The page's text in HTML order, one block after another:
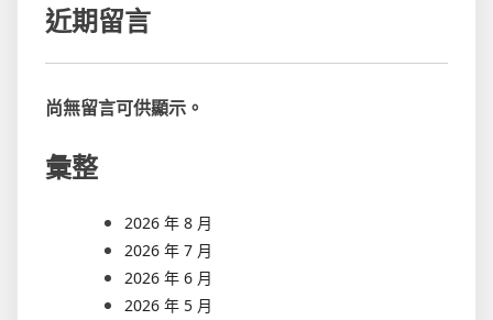
近期留言
尚無留言可供顯示。
彙整
2026 年 8 月
2026 年 7 月
2026 年 6 月
2026 年 5 月